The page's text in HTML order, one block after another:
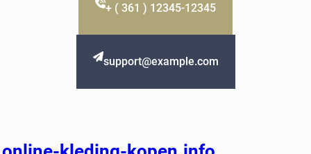
+ ( 361 ) 12345-12345
support@example.com